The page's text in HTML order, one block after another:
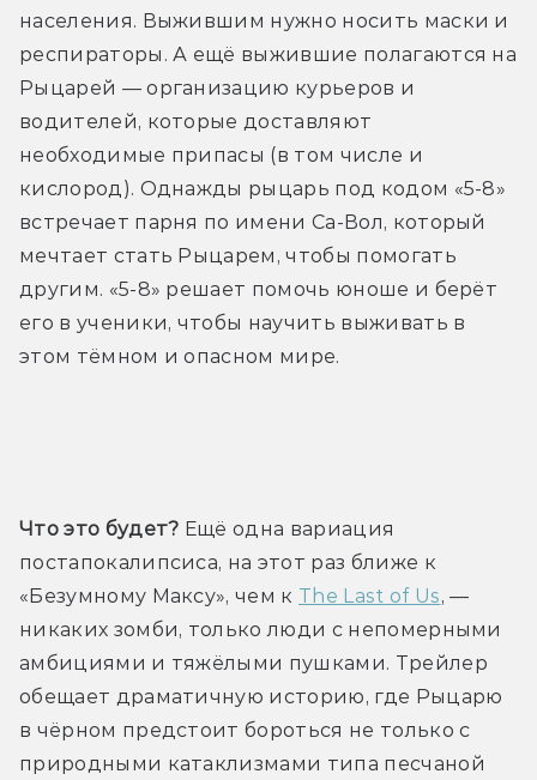
населения. Выжившим нужно носить маски и
респираторы. А ещё выжившие полагаются на
Рыцарей — организацию курьеров и
водителей, которые доставляют
необходимые припасы (в том числе и
кислород). Однажды рыцарь под кодом «5-8»
встречает парня по имени Са-Вол, который
мечтает стать Рыцарем, чтобы помогать
другим. «5-8» решает помочь юноше и берёт
его в ученики, чтобы научить выживать в
этом тёмном и опасном мире.
Что это будет? Ещё одна вариация
постапокалипсиса, на этот раз ближе к
«Безумному Максу», чем к The Last of Us, —
никаких зомби, только люди с непомерными
амбициями и тяжёлыми пушками. Трейлер
обещает драматичную историю, где Рыцарю
в чёрном предстоит бороться не только с
природными катаклизмами типа песчаной